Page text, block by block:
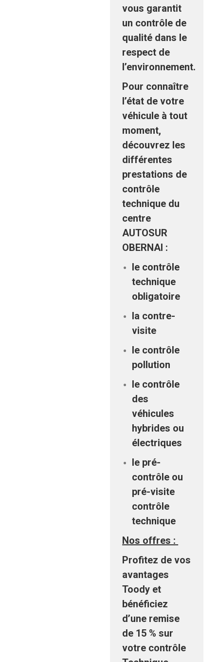
vous garantit
un contrôle de
qualité dans le
respect de
l’environnement.
Pour connaître
l’état de votre
véhicule à tout
moment,
découvrez les
différentes
prestations de
contrôle
technique du
centre
AUTOSUR
OBERNAI :
le contrôle
technique
obligatoire
la contre-
visite
le contrôle
pollution
le contrôle
des
véhicules
hybrides ou
électriques
le pré-
contrôle ou
pré-visite
contrôle
technique
Nos offres :
Profitez de vos
avantages
Toody et
bénéficiez
d’une remise
de 15 % sur
votre contrôle